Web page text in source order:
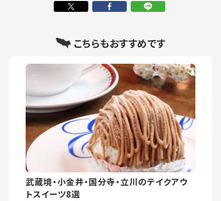
こちらもおすすめです
武蔵境・小金井・国分寺・立川のテイクアウ
トスイーツ8選